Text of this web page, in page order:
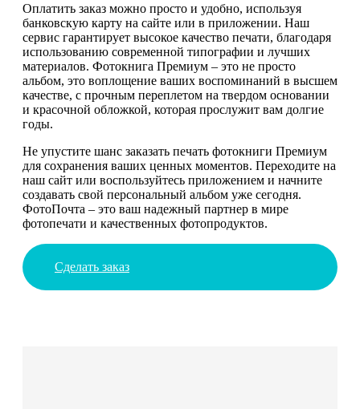
Оплатить заказ можно просто и удобно, используя
банковскую карту на сайте или в приложении. Наш
сервис гарантирует высокое качество печати, благодаря
использованию современной типографии и лучших
материалов. Фотокнига Премиум – это не просто
альбом, это воплощение ваших воспоминаний в высшем
качестве, с прочным переплетом на твердом основании
и красочной обложкой, которая прослужит вам долгие
годы.
Не упустите шанс заказать печать фотокниги Премиум
для сохранения ваших ценных моментов. Переходите на
наш сайт или воспользуйтесь приложением и начните
создавать свой персональный альбом уже сегодня.
ФотоПочта – это ваш надежный партнер в мире
фотопечати и качественных фотопродуктов.
Сделать заказ